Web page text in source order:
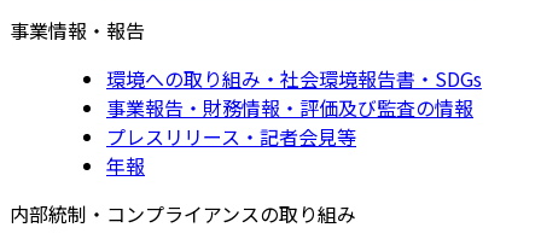
事業情報・報告
環境への取り組み・社会環境報告書・SDGs
事業報告・財務情報・評価及び監査の情報
プレスリリース・記者会見等
年報
内部統制・コンプライアンスの取り組み